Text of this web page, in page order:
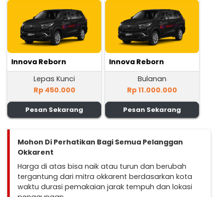
Innova Reborn
Lepas Kunci
Rp 450.000
Pesan Sekarang
Innova Reborn
Bulanan
Rp 11.000.000
Pesan Sekarang
Mohon Di Perhatikan Bagi Semua Pelanggan
Okkarent
Harga di atas bisa naik atau turun dan berubah
tergantung dari mitra okkarent berdasarkan kota
waktu durasi pemakaian jarak tempuh dan lokasi